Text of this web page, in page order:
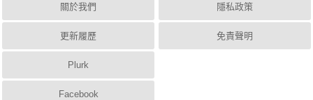
關於我們
更新履歷
Plurk
Facebook
隱私政策
免責聲明